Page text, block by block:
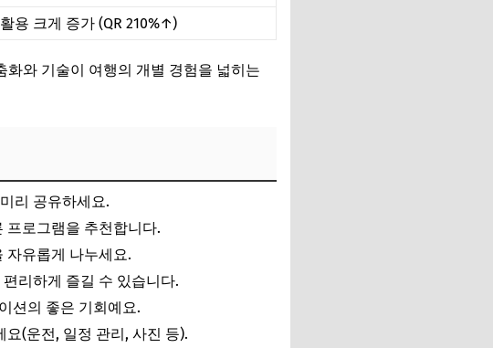
활용 크게 증가 (QR 210%↑)
화와 기술이 여행의 개별 경험을 넓히는
리 공유하세요.
프로그램을 추천합니다.
자유롭게 나누세요.
리하게 즐길 수 있습니다.
션의 좋은 기회예요.
(운전, 일정 관리, 사진 등).